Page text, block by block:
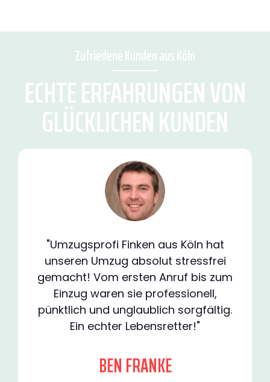
Zufriedene Kunden aus Köln
ECHTE ERFAHRUNGEN VON
GLÜCKLICHEN KUNDEN
"Umzugsprofi Finken aus Köln hat
unseren Umzug absolut stressfrei
gemacht! Vom ersten Anruf bis zum
Einzug waren sie professionell,
pünktlich und unglaublich sorgfältig.
Ein echter Lebensretter!"
BEN FRANKE